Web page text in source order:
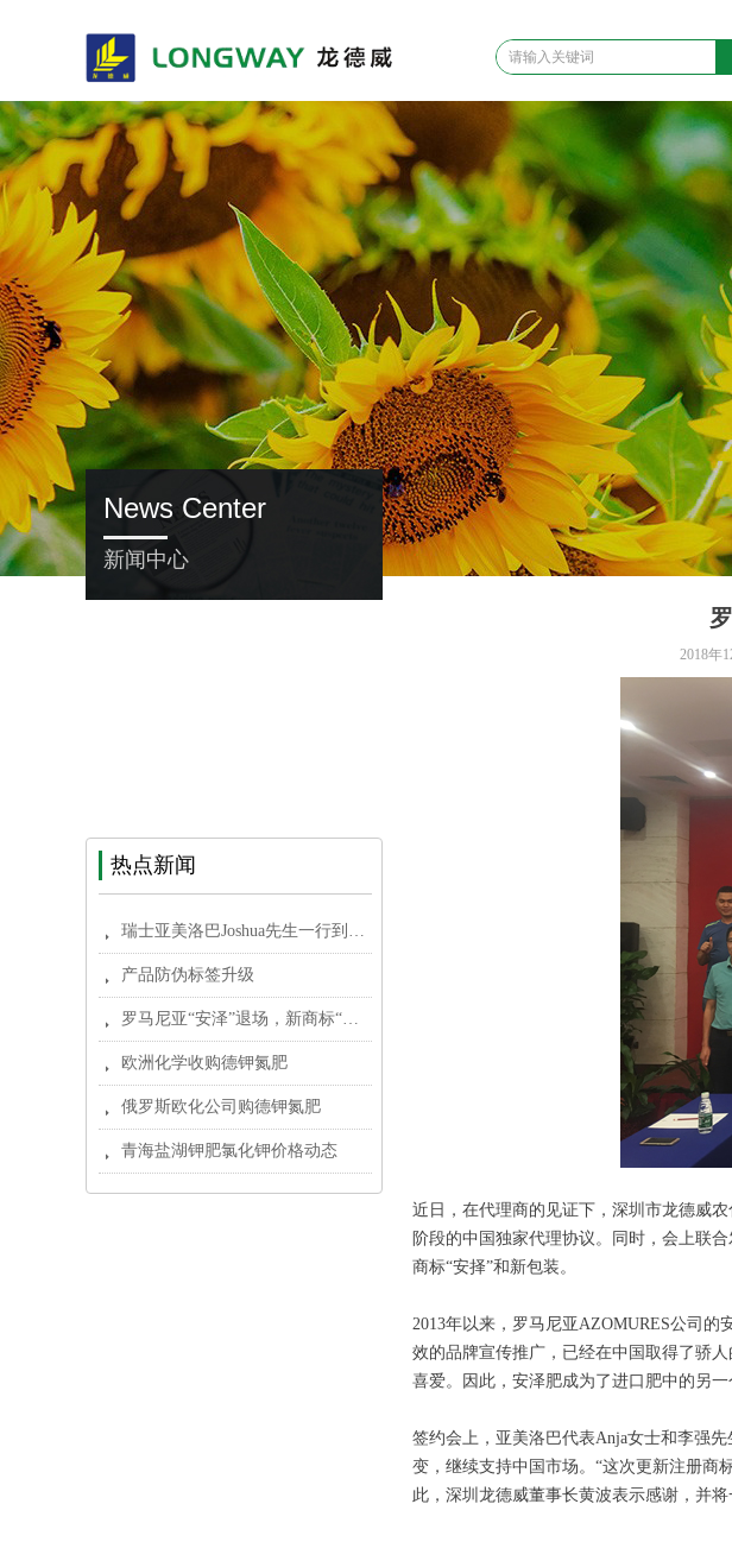
近日，在代理商的见证下，深圳市龙德威
阶段的中国独家代理协议。同时，会上联
商标“安择”和新包装。
2013年以来，罗马尼亚AZOMURES公司
效的品牌宣传推广，已经在中国取得了骄
喜爱。因此，安泽肥成为了进口肥中的另一
签约会上，亚美洛巴代表Anja女士和李强
变，继续支持中国市场。“这次更新注册商
此，深圳龙德威董事长黄波表示感谢，并
2018年
News Center
新闻中心
热点新闻
뀧 瑞士亚美洛巴Joshua先生一行到中国市场考察
뀧 产品防伪标签升级
뀧 罗马尼亚“安泽”退场，新商标“安择”元月亮相
뀧 欧洲化学收购德钾氮肥
뀧 俄罗斯欧化公司购德钾氮肥
뀧 青海盐湖钾肥氯化钾价格动态